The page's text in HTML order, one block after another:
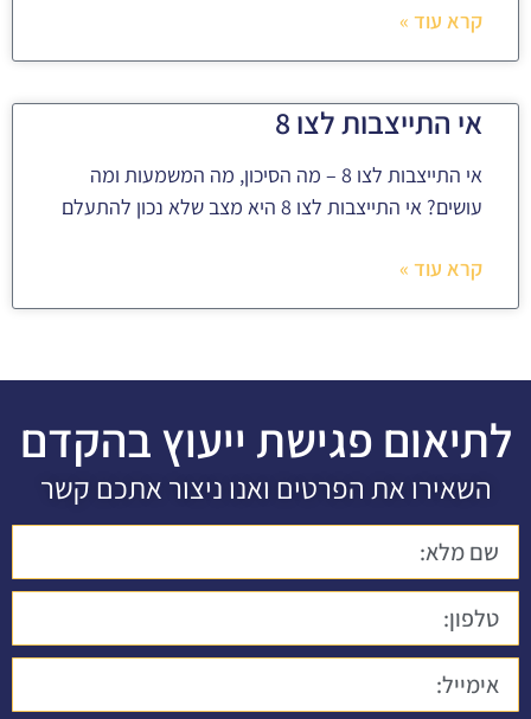
קרא עוד »
אי התייצבות לצו 8
אי התייצבות לצו 8 – מה הסיכון, מה המשמעות ומה
עושים? אי התייצבות לצו 8 היא מצב שלא נכון להתעלם
קרא עוד »
לתיאום פגישת ייעוץ בהקדם
השאירו את הפרטים ואנו ניצור אתכם קשר